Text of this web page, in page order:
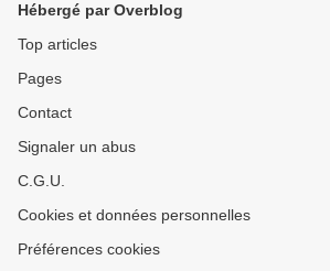
Hébergé par Overblog
Top articles
Pages
Contact
Signaler un abus
C.G.U.
Cookies et données personnelles
Préférences cookies